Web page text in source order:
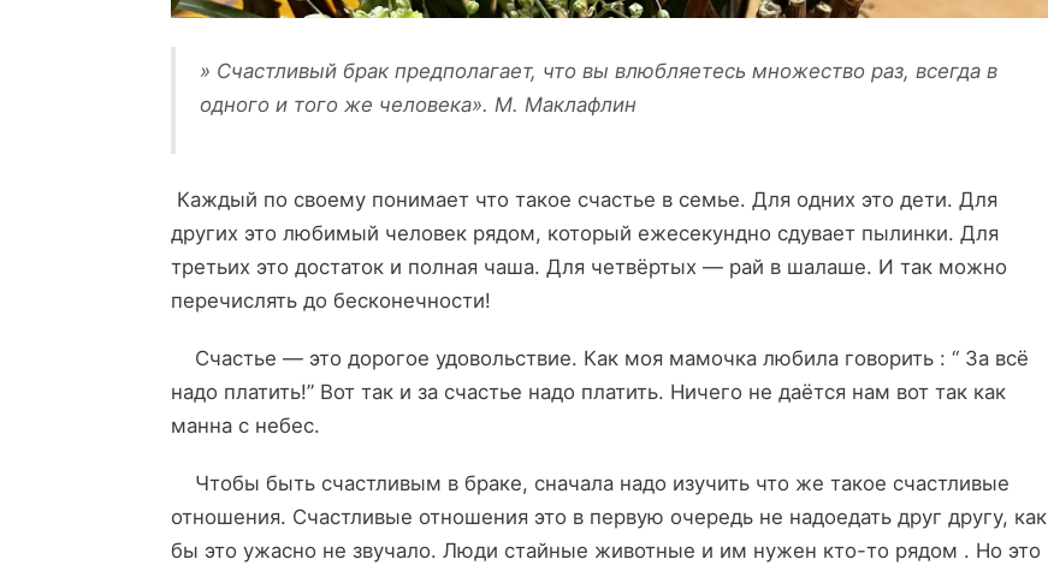
» Счастливый брак предполагает, что вы влюбляетесь множество раз, всегда в
одного и того же человека». М. Маклафлин
Каждый по своему понимает что такое счастье в семье. Для одних это дети. Для
других это любимый человек рядом, который ежесекундно сдувает пылинки. Для
третьих это достаток и полная чаша. Для четвёртых — рай в шалаше. И так можно
перечислять до бесконечности!
Счастье — это дорогое удовольствие. Как моя мамочка любила говорить : “ За всё
надо платить!” Вот так и за счастье надо платить. Ничего не даётся нам вот так как
манна с небес.
Чтобы быть счастливым в браке, сначала надо изучить что же такое счастливые
отношения. Счастливые отношения это в первую очередь не надоедать друг другу, как
бы это ужасно не звучало. Люди стайные животные и им нужен кто-то рядом . Но это